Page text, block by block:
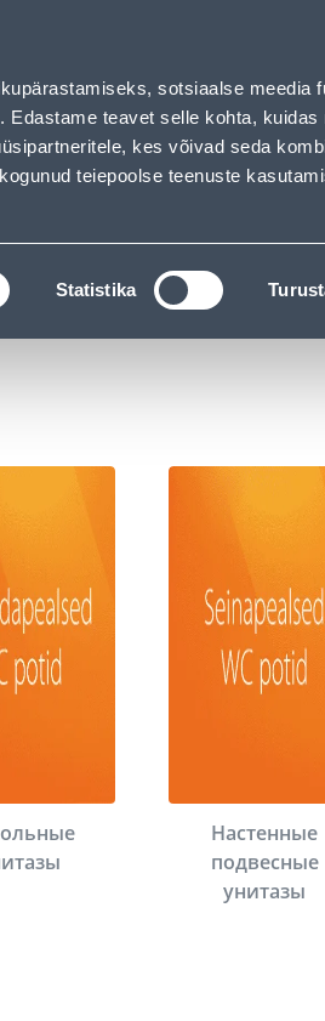
sotsiaalse meedia
teavet selle kohta,
kes võivad seda
teiepoolse teenuste
Statistika
ПОИСК
Унитазы
Настенные
подвесные
унитазы